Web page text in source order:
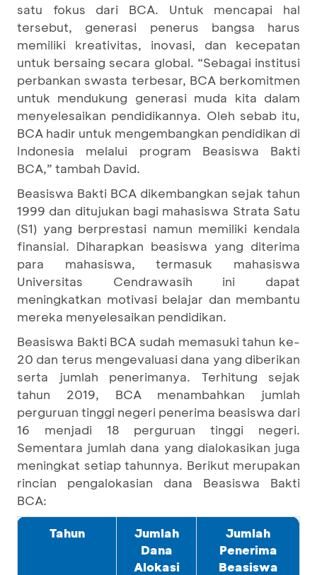
satu fokus dari BCA. Untuk mencapai hal
tersebut, generasi penerus bangsa harus
memiliki kreativitas, inovasi, dan kecepatan
untuk bersaing secara global. “Sebagai institusi
perbankan swasta terbesar, BCA berkomitmen
untuk mendukung generasi muda kita dalam
menyelesaikan pendidikannya. Oleh sebab itu,
BCA hadir untuk mengembangkan pendidikan di
Indonesia melalui program Beasiswa Bakti
BCA,” tambah David.
Beasiswa Bakti BCA dikembangkan sejak tahun
1999 dan ditujukan bagi mahasiswa Strata Satu
(S1) yang berprestasi namun memiliki kendala
finansial. Diharapkan beasiswa yang diterima
para mahasiswa, termasuk mahasiswa
Universitas Cendrawasih ini dapat
meningkatkan motivasi belajar dan membantu
mereka menyelesaikan pendidikan.
Beasiswa Bakti BCA sudah memasuki tahun ke-
20 dan terus mengevaluasi dana yang diberikan
serta jumlah penerimanya. Terhitung sejak
tahun 2019, BCA menambahkan jumlah
perguruan tinggi negeri penerima beasiswa dari
16 menjadi 18 perguruan tinggi negeri.
Sementara jumlah dana yang dialokasikan juga
meningkat setiap tahunnya. Berikut merupakan
rincian pengalokasian dana Beasiswa Bakti
BCA:
Tahun
Jumlah
Dana
Alokasi
Jumlah
Penerima
Beasiswa